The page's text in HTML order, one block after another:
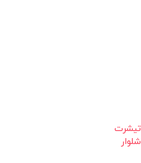
تیشرت
شلوار